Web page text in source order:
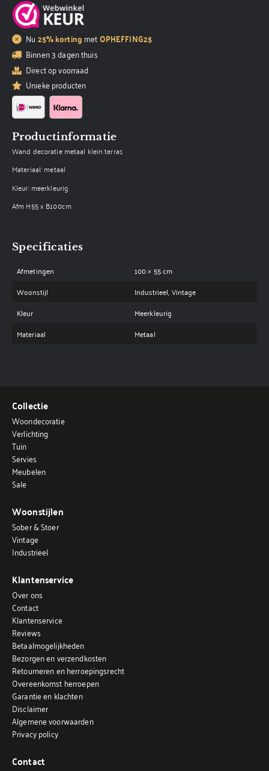
Nu 25% korting metOPHEFFING25
Binnen 3 dagen thuis
Direct op voorraad
Unieke producten
Productinformatie
Wand decoratie metaal klein terras
Materiaal: metaal
Kleur: meerkleurig
Afm H55 x B100cm
Specificaties
Afmetingen
100 × 55 cm
Woonstijl
Industrieel, Vintage
Kleur
Meerkleurig
Materiaal
Metaal
Collectie
Woondecoratie
Verlichting
Tuin
Servies
Meubelen
Sale
Woonstijlen
Sober & Stoer
Vintage
Industrieel
Klantenservice
Over ons
Contact
Klantenservice
Reviews
Betaalmogelijkheden
Bezorgen en verzendkosten
Retourneren en herroepingsrecht
Overeenkomst herroepen
Garantie en klachten
Disclaimer
Algemene voorwaarden
Privacy policy
Contact